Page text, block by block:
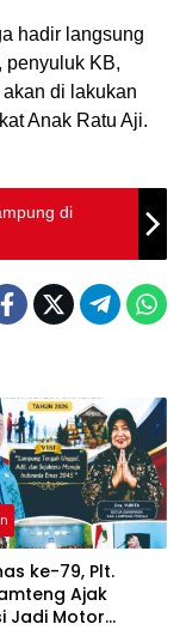
hadir langsung
penyuluk KB,
di lakukan
Anak Ratu Aji.
di
ke-79, Plt.
Ajak
Jadi Motor